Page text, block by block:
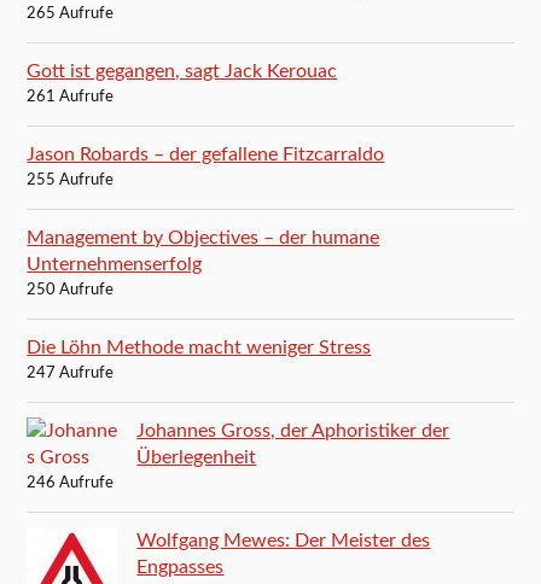
265 Aufrufe
Gott ist gegangen, sagt Jack Kerouac
261 Aufrufe
Jason Robards – der gefallene Fitzcarraldo
255 Aufrufe
Management by Objectives – der humane
Unternehmenserfolg
250 Aufrufe
Die Löhn Methode macht weniger Stress
247 Aufrufe
Johannes Gross, der Aphoristiker der
Überlegenheit
246 Aufrufe
Wolfgang Mewes: Der Meister des
Engpasses